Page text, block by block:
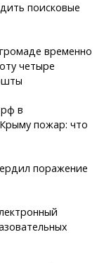
поисковые
временно
четыре
в
пожар: что
поражение